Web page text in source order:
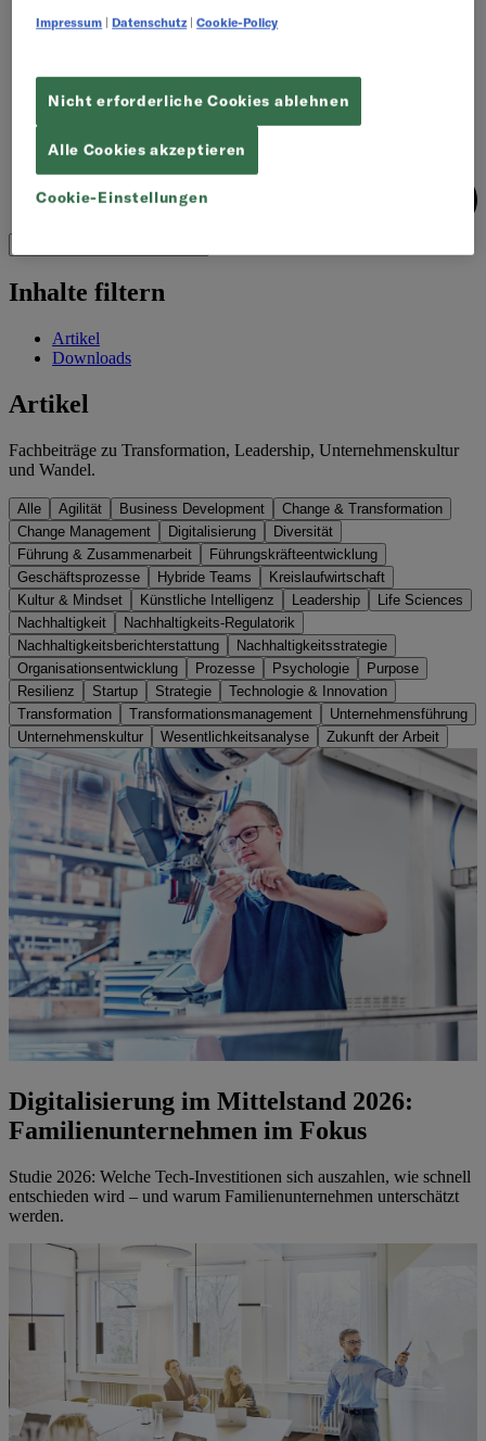
Inhalte filtern
Artikel
Downloads
Artikel
Fachbeiträge zu Transformation, Leadership, Unternehmenskultur
und Wandel.
Alle Agilität Business Development
Change & Transformation
Change Management
Digitalisierung
Diversität
Führung & Zusammenarbeit
Führungskräfteentwicklung
Geschäftsprozesse
Hybride Teams
Kreislaufwirtschaft
Kultur & Mindset
Künstliche Intelligenz Leadership
Life Sciences
Nachhaltigkeit
Nachhaltigkeits-Regulatorik
Nachhaltigkeitsberichterstattung
Nachhaltigkeitsstrategie
Organisationsentwicklung
Prozesse Psychologie
Purpose
Resilienz
Startup Strategie
Technologie & Innovation
Transformation
Transformationsmanagement
Unternehmensführung
Unternehmenskultur
Wesentlichkeitsanalyse Zukunft der Arbeit
Digitalisierung im Mittelstand 2026:
Familienunternehmen im Fokus
Studie 2026: Welche Tech-Investitionen sich auszahlen, wie schnell
entschieden wird – und warum Familienunternehmen unterschätzt
werden.
Impressum |Datenschutz|Cookie-Policy
Cookie-Einstellungen
Nicht erforderliche Cookies ablehnen
Alle Cookies akzeptieren